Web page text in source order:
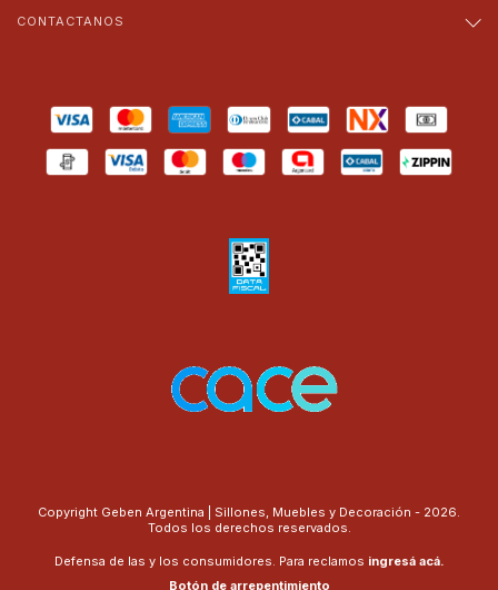
CONTACTANOS
Copyright Geben Argentina | Sillones, Muebles y Decoración - 2026.
Todos los derechos reservados.
Defensa de las y los consumidores. Para reclamos ingresá acá.
Botón de arrepentimiento